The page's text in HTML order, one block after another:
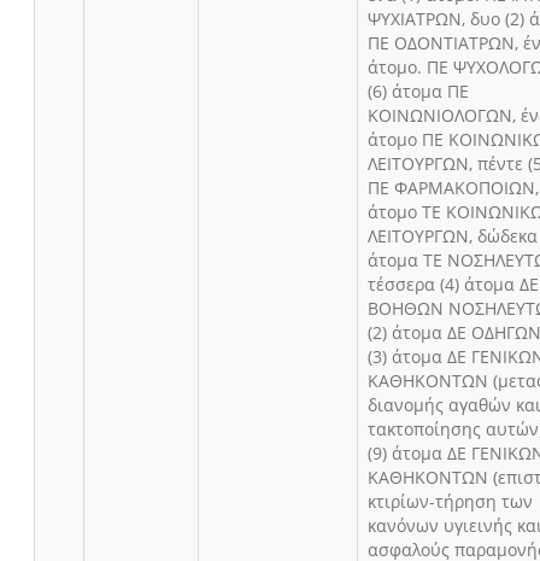
ΨΥΧΙΑΤΡΩΝ, δυο (2)
ΠΕ ΟΔΟΝΤΙΑΤΡΩΝ,
άτομο. ΠΕ
(6) άτομα ΠΕ
ΚΟΙΝΩΝΙΟΛΟΓΩΝ,
άτομο ΠΕ
ΛΕΙΤΟΥΡΓΩΝ, πέντε
ΠΕ ΦΑΡΜΑΚΟΠΟΙΩΝ,
άτομο ΤΕ
ΛΕΙΤΟΥΡΓΩΝ, δώδεκα
άτομα ΤΕ
τέσσερα (4) άτομα ΔΕ
ΒΟΗΘΩΝ
(2) άτομα ΔΕ
(3) άτομα ΔΕ
ΚΑΘΗΚΟΝΤΩΝ
διανομής αγαθών
τακτοποίησης
(9) άτομα ΔΕ
ΚΑΘΗΚΟΝΤΩΝ
κτιρίων-τήρηση των
κανόνων υγιεινής
ασφαλούς